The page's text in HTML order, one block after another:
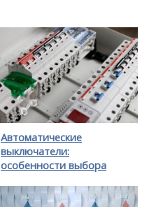
Автоматические
выключатели:
особенности выбора